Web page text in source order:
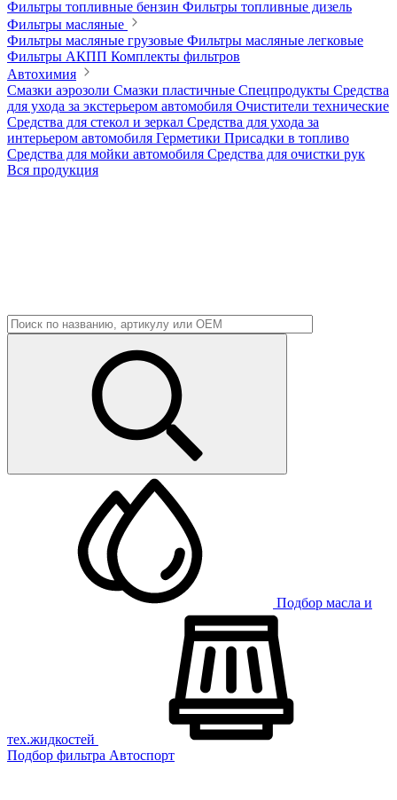
Фильтры топливные бензин Фильтры топливные дизель
Фильтры масляные
Фильтры масляные грузовые Фильтры масляные легковые
Фильтры АКПП Комплекты фильтров
Автохимия
Смазки аэрозоли Смазки пластичные Спецпродукты Средства
для ухода за экстерьером автомобиля Очистители технические
Средства для стекол и зеркал Средства для ухода за
интерьером автомобиля Герметики Присадки в топливо
Средства для мойки автомобиля Средства для очистки рук
Вся продукция
Подбор масла и
тех.жидкостей
Подбор фильтра Автоспорт